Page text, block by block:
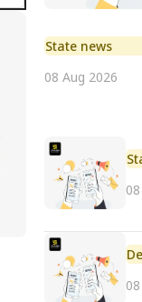
State news
08 Aug 2026